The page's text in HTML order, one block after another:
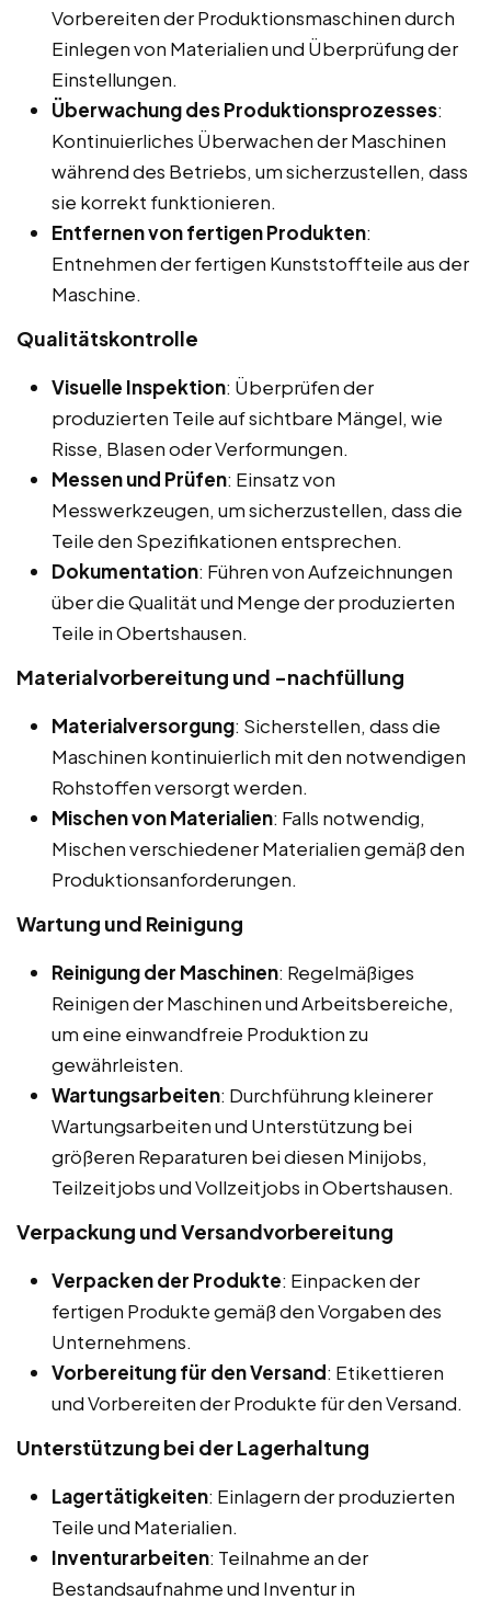
Vorbereiten der Produktionsmaschinen durch
Einlegen von Materialien und Überprüfung der
Einstellungen.
Überwachung des Produktionsprozesses:
Kontinuierliches Überwachen der Maschinen
während des Betriebs, um sicherzustellen, dass
sie korrekt funktionieren.
Entfernen von fertigen Produkten:
Entnehmen der fertigen Kunststoffteile aus der
Maschine.
Qualitätskontrolle
Visuelle Inspektion: Überprüfen der
produzierten Teile auf sichtbare Mängel, wie
Risse, Blasen oder Verformungen.
Messen und Prüfen: Einsatz von
Messwerkzeugen, um sicherzustellen, dass die
Teile den Spezifikationen entsprechen.
Dokumentation: Führen von Aufzeichnungen
über die Qualität und Menge der produzierten
Teile in Obertshausen.
Materialvorbereitung und -nachfüllung
Materialversorgung: Sicherstellen, dass die
Maschinen kontinuierlich mit den notwendigen
Rohstoffen versorgt werden.
Mischen von Materialien: Falls notwendig,
Mischen verschiedener Materialien gemäß den
Produktionsanforderungen.
Wartung und Reinigung
Reinigung der Maschinen: Regelmäßiges
Reinigen der Maschinen und Arbeitsbereiche,
um eine einwandfreie Produktion zu
gewährleisten.
Wartungsarbeiten: Durchführung kleinerer
Wartungsarbeiten und Unterstützung bei
größeren Reparaturen bei diesen Minijobs,
Teilzeitjobs und Vollzeitjobs in Obertshausen.
Verpackung und Versandvorbereitung
Verpacken der Produkte: Einpacken der
fertigen Produkte gemäß den Vorgaben des
Unternehmens.
Vorbereitung für den Versand: Etikettieren
und Vorbereiten der Produkte für den Versand.
Unterstützung bei der Lagerhaltung
Lagertätigkeiten: Einlagern der produzierten
Teile und Materialien.
Inventurarbeiten: Teilnahme an der
Bestandsaufnahme und Inventur in